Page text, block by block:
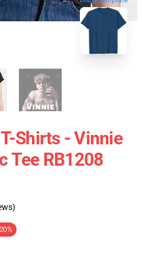
Shirts - Vinnie
Tee RB1208